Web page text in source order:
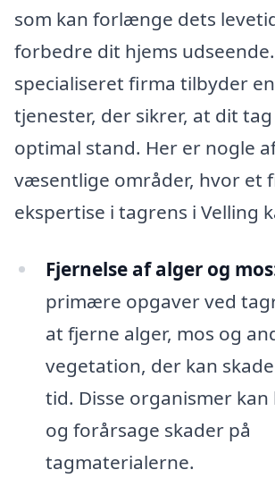
som kan forlænge dets
forbedre dit hjems
specialiseret firma tilbyder
tjenester, der sikrer, at dit
optimal stand. Her er nogle
væsentlige områder, hvor et
ekspertise i tagrens i Velling
Fjernelse af alger og
primære opgaver ved
at fjerne alger, mos og
vegetation, der kan
tid. Disse organismer
og forårsage skader på
tagmaterialerne.